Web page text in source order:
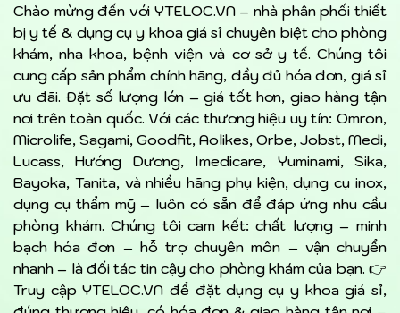
Chào mừng đến với YTELOC.VN – nhà phân phối thiết
bị y tế & dụng cụ y khoa giá sỉ chuyên biệt cho phòng
khám, nha khoa, bệnh viện và cơ sở y tế. Chúng tôi
cung cấp sản phẩm chính hãng, đầy đủ hóa đơn, giá sỉ
ưu đãi. Đặt số lượng lớn – giá tốt hơn, giao hàng tận
nơi trên toàn quốc. Với các thương hiệu uy tín: Omron,
Microlife, Sagami, Goodfit, Aolikes, Orbe, Jobst, Medi,
Lucass, Hướng Dương, Imedicare, Yuminami, Sika,
Bayoka, Tanita, và nhiều hãng phụ kiện, dụng cụ inox,
dụng cụ thẩm mỹ – luôn có sẵn để đáp ứng nhu cầu
phòng khám. Chúng tôi cam kết: chất lượng – minh
bạch hóa đơn – hỗ trợ chuyên môn – vận chuyển
nhanh – là đối tác tin cậy cho phòng khám của bạn. 👉
Truy cập YTELOC.VN để đặt dụng cụ y khoa giá sỉ,